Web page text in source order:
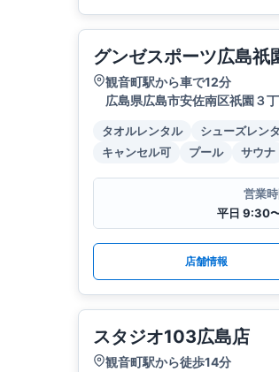
グンゼスポーツ広島祇
観音町駅から車で12分
広島県広島市安佐南区祇園３
タオルレンタル シューズレン
キャンセル可
プール サウナ
営業
平日 9:30
店舗情報
スタジオ103広島店
観音町駅から徒歩14分